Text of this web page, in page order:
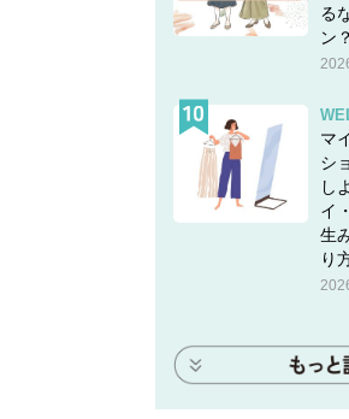
る
ン
マ
シ
し
イ
生
り